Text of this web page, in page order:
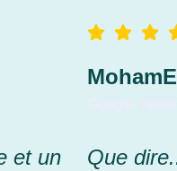
et un
Que